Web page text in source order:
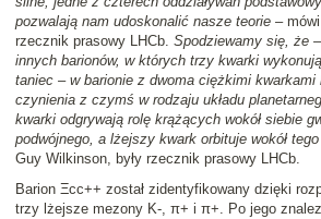
pozwalają nam udoskonalić nasze teorie –
rzecznik prasowy LHCb. Spodziewamy się, że
innych barionów, w których trzy kwarki
taniec – w barionie z dwoma ciężkimi kwarkami
czynienia z czymś w rodzaju układu
kwarki odgrywają rolę krążących wokół siebie
podwójnego, a lżejszy kwark orbituje wokół
Guy Wilkinson, były rzecznik prasowy LHCb.
Barion Ξcc++ został zidentyfikowany dzięki
trzy lżejsze mezony Κ-, π+ i π+. Po jego